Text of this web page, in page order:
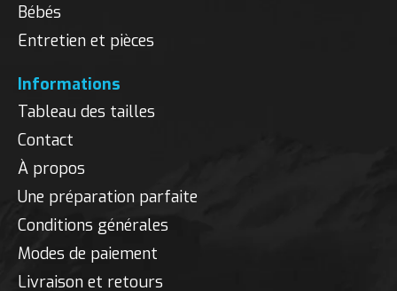
Bébés
Entretien et pièces
Informations
Tableau des tailles
Contact
À propos
Une préparation parfaite
Conditions générales
Modes de paiement
Livraison et retours